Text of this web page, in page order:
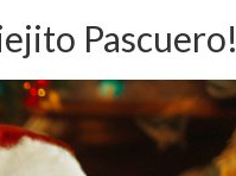
Pascuero!